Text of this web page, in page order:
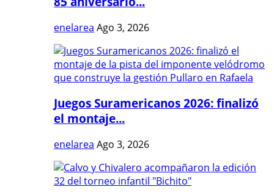
enelarea Ago 3, 2026
Juegos Suramericanos 2026: finalizó
el montaje...
enelarea Ago 3, 2026